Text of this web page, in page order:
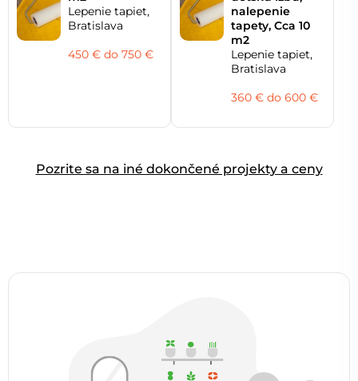
Lepenie tapiet,
Bratislava
450 € do 750 €
nalepenie
tapety, Cca 10
m2
Lepenie tapiet,
Bratislava
360 € do 600 €
Pozrite sa na iné dokončené projekty a ceny